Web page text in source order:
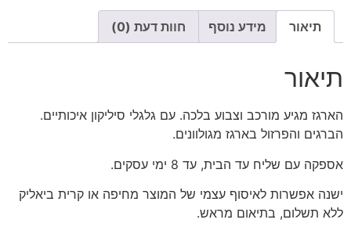
תיאור מידע נוסף חוות דעת (0)
תיאור
הארגז מגיע מורכב וצבוע בלכה. עם גלגלי סיליקון איכותיים.
הברגים והפרזול בארגז מגולוונים.
אספקה עם שליח עד הבית, עד 8 ימי עסקים.
ישנה אפשרות לאיסוף עצמי של המוצר מחיפה או קרית ביאליק
ללא תשלום, בתיאום מראש.